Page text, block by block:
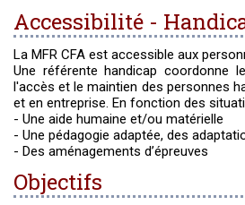
Accessibilité -
La MFR CFA est accessible aux
Une référente handicap coordonne
l'accès et le maintien des personnes
et en entreprise. En fonction des
- Une aide humaine et/ou matérielle
- Une pédagogie adaptée, des
- Des aménagements d’épreuves
Objectifs